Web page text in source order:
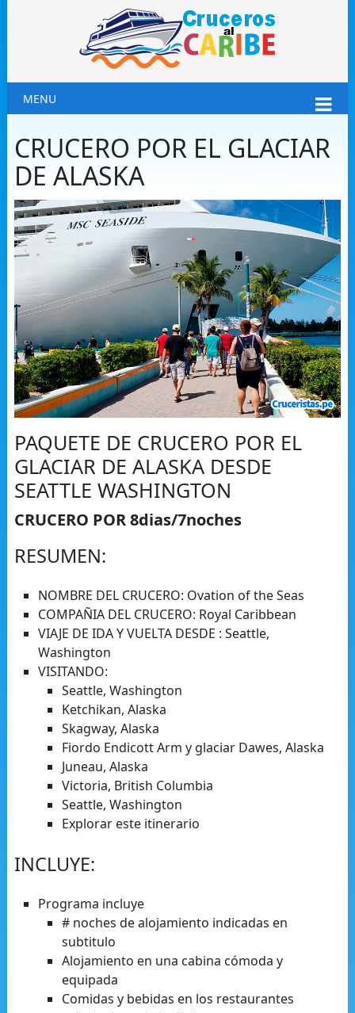
MENU
CRUCERO POR EL GLACIAR
DE ALASKA
PAQUETE DE CRUCERO POR EL
GLACIAR DE ALASKA DESDE
SEATTLE WASHINGTON
CRUCERO POR 8dias/7noches
RESUMEN:
NOMBRE DEL CRUCERO: Ovation of the Seas
COMPAÑIA DEL CRUCERO: Royal Caribbean
VIAJE DE IDA Y VUELTA DESDE : Seattle,
Washington
VISITANDO:
Seattle, Washington
Ketchikan, Alaska
Skagway, Alaska
Fiordo Endicott Arm y glaciar Dawes, Alaska
Juneau, Alaska
Victoria, British Columbia
Seattle, Washington
Explorar este itinerario
INCLUYE:
Programa incluye
# noches de alojamiento indicadas en
subtitulo
Alojamiento en una cabina cómoda y
equipada
Comidas y bebidas en los restaurantes